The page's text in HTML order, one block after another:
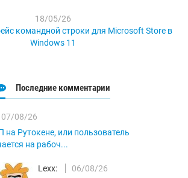
18/05/26
командной строки для Microsoft Store в
Windows 11
Последние комментарии
07/08/26
на Рутокене, или пользователь
на рабоч...
Lexx:
06/08/26